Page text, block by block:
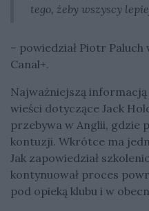
tego, żeby wszyscy
– powiedział Piotr
Canal+.
Najważniejszą informacją
wieści dotyczące Jack
przebywa w Anglii, gdzie
kontuzji. Wkrótce ma
Jak zapowiedział
kontynuował proces
pod opieką klubu i w